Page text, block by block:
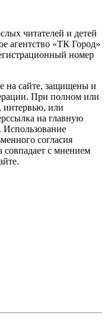
читателей и детей
агентство «ТК Город»
номер
на сайте, защищены и
При полном или
интервью, или
на главную
Использование
согласия
совпадает с мнением